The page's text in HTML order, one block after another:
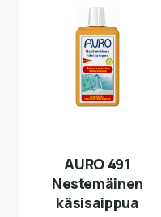
AURO 491
Nestemäinen
käsisaippua